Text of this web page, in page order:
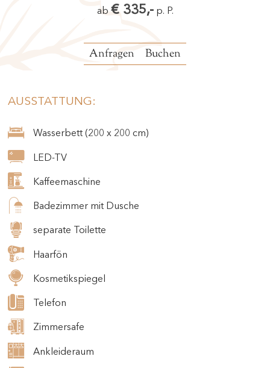
ab € 335,- p. P.
Anfragen Buchen
AUSSTATTUNG:
Wasserbett (200 x 200 cm)
LED-TV
Kaffeemaschine
Badezimmer mit Dusche
separate Toilette
Haarfön
Kosmetikspiegel
Telefon
Zimmersafe
Ankleideraum